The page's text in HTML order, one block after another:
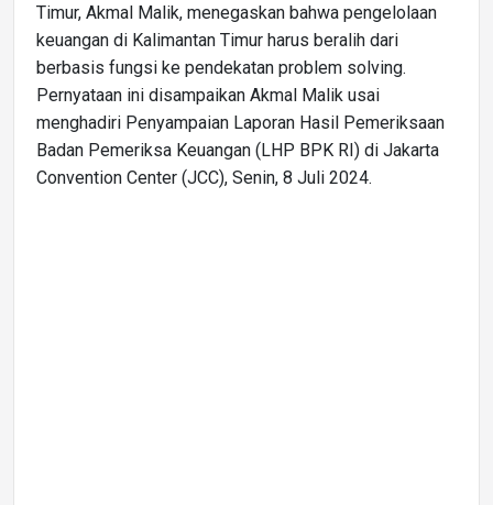
Timur, Akmal Malik, menegaskan bahwa pengelolaan
keuangan di Kalimantan Timur harus beralih dari
berbasis fungsi ke pendekatan problem solving.
Pernyataan ini disampaikan Akmal Malik usai
menghadiri Penyampaian Laporan Hasil Pemeriksaan
Badan Pemeriksa Keuangan (LHP BPK RI) di Jakarta
Convention Center (JCC), Senin, 8 Juli 2024.